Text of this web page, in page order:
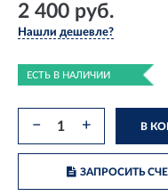
2 400 руб.
Нашли дешевле?
ЕСТЬ В НАЛИЧИИ
− + В
ЗАПРОСИТЬ